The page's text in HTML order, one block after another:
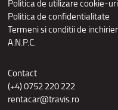
Politica de utilizare cookie-uri
Politica de confidentialitate
Termeni si conditii de
A.N.P.C.
Contact
(+4) 0752 220 222
rentacar@travis.ro